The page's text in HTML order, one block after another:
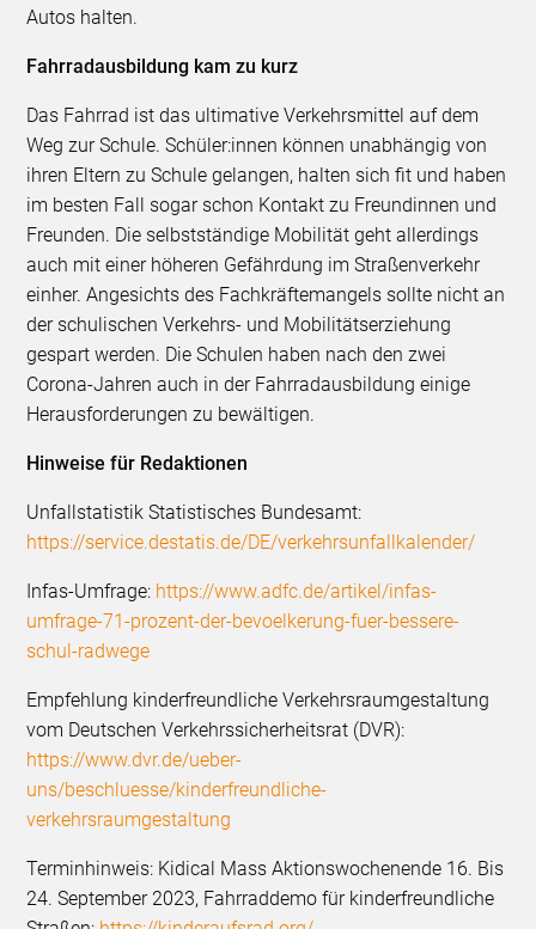
Autos halten.
Fahrradausbildung kam zu kurz
Das Fahrrad ist das ultimative Verkehrsmittel auf dem
Weg zur Schule. Schüler:innen können unabhängig von
ihren Eltern zu Schule gelangen, halten sich fit und haben
im besten Fall sogar schon Kontakt zu Freundinnen und
Freunden. Die selbstständige Mobilität geht allerdings
auch mit einer höheren Gefährdung im Straßenverkehr
einher. Angesichts des Fachkräftemangels sollte nicht an
der schulischen Verkehrs- und Mobilitätserziehung
gespart werden. Die Schulen haben nach den zwei
Corona-Jahren auch in der Fahrradausbildung einige
Herausforderungen zu bewältigen.
Hinweise für Redaktionen
Unfallstatistik Statistisches Bundesamt:
https://service.destatis.de/DE/verkehrsunfallkalender/
Infas-Umfrage: https://www.adfc.de/artikel/infas-
umfrage-71-prozent-der-bevoelkerung-fuer-bessere-
schul-radwege
Empfehlung kinderfreundliche Verkehrsraumgestaltung
vom Deutschen Verkehrssicherheitsrat (DVR):
https://www.dvr.de/ueber-
uns/beschluesse/kinderfreundliche-
verkehrsraumgestaltung
Terminhinweis: Kidical Mass Aktionswochenende 16. Bis
24. September 2023, Fahrraddemo für kinderfreundliche